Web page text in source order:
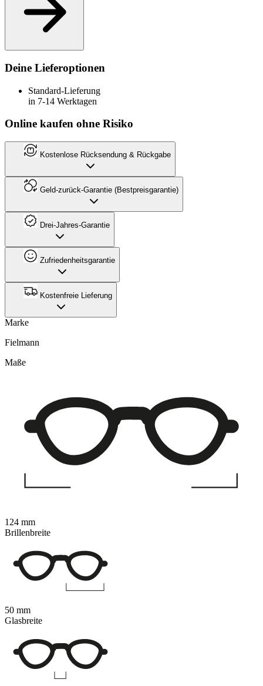
Deine Lieferoptionen
Standard-Lieferung
in 7-14 Werktagen
Online kaufen ohne Risiko
Kostenlose Rücksendung & Rückgabe
Geld-zurück-Garantie (Bestpreisgarantie)
Drei-Jahres-Garantie
Zufriedenheitsgarantie
Kostenfreie Lieferung
Marke
Fielmann
Maße
124 mm
Brillenbreite
50 mm
Glasbreite